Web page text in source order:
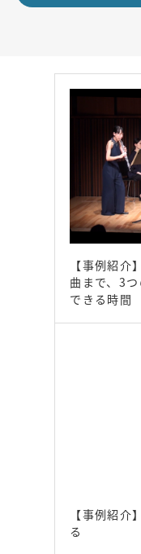
【事例紹介
曲まで、3
できる時間
【事例紹介
る